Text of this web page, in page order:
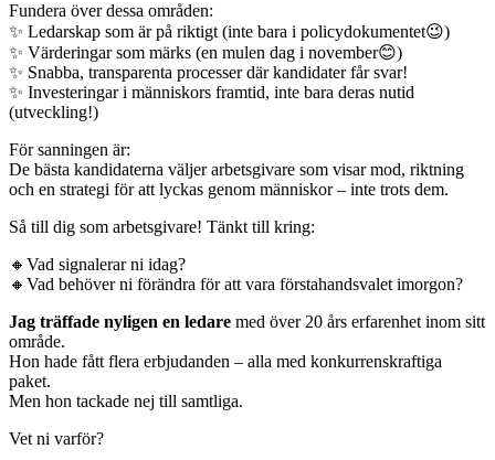
Fundera över dessa områden:
✨ Ledarskap som är på riktigt (inte bara i policydokumentet😉)
✨ Värderingar som märks (en mulen dag i november😊)
✨ Snabba, transparenta processer där kandidater får svar!
✨ Investeringar i människors framtid, inte bara deras nutid
(utveckling!)
För sanningen är:
De bästa kandidaterna väljer arbetsgivare som visar mod, riktning
och en strategi för att lyckas genom människor – inte trots dem.
Så till dig som arbetsgivare! Tänkt till kring:
🔸Vad signalerar ni idag?
🔸Vad behöver ni förändra för att vara förstahandsvalet imorgon?
Jag träffade nyligen en ledare med över 20 års erfarenhet inom sitt
område.
Hon hade fått flera erbjudanden – alla med konkurrenskraftiga
paket.
Men hon tackade nej till samtliga.
Vet ni varför?